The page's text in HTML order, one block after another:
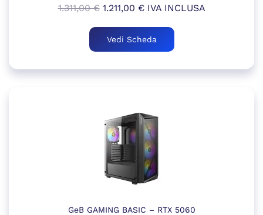
1.311,00€ Il
originale
era:
1.211,00 €Il
attuale
è:
IVA INCLUSA
Vedi Scheda
GeB GAMING BASIC – RTX 5060